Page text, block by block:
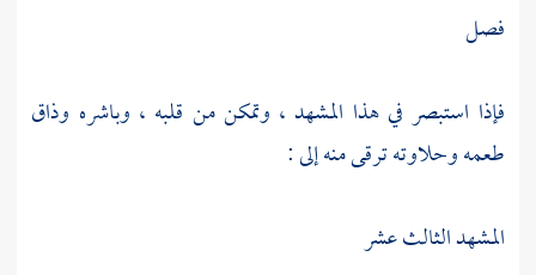
فصل
فإذا استبصر في هذا المشهد ، وتمكن من قلبه ، وباشره وذاق
طعمه وحلاوته ترقى منه إلى :
المشهد الثالث عشر